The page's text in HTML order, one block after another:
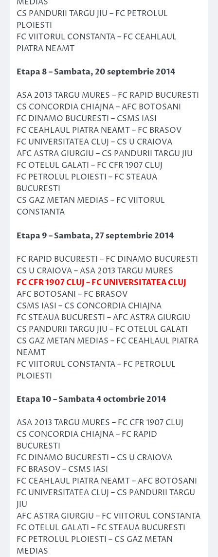
CS PANDURII TARGU JIU – FC PETROLUL
PLOIESTI
FC VIITORUL CONSTANTA – FC CEAHLAUL
PIATRA NEAMT
Etapa 8 – Sambata, 20 septembrie 2014
ASA 2013 TARGU MURES – FC RAPID BUCURESTI
CS CONCORDIA CHIAJNA – AFC BOTOSANI
FC DINAMO BUCURESTI – CSMS IASI
FC CEAHLAUL PIATRA NEAMT – FC BRASOV
FC UNIVERSITATEA CLUJ – CS U CRAIOVA
AFC ASTRA GIURGIU – CS PANDURII TARGU JIU
FC OTELUL GALATI – FC CFR 1907 CLUJ
FC PETROLUL PLOIESTI – FC STEAUA
BUCURESTI
CS GAZ METAN MEDIAS – FC VIITORUL
CONSTANTA
Etapa 9 – Sambata, 27 septembrie 2014
FC RAPID BUCURESTI – FC DINAMO BUCURESTI
CS U CRAIOVA – ASA 2013 TARGU MURES
FC CFR 1907 CLUJ – FC UNIVERSITATEA CLUJ
AFC BOTOSANI – FC BRASOV
CSMS IASI – CS CONCORDIA CHIAJNA
FC STEAUA BUCURESTI – AFC ASTRA GIURGIU
CS PANDURII TARGU JIU – FC OTELUL GALATI
CS GAZ METAN MEDIAS – FC CEAHLAUL PIATRA
NEAMT
FC VIITORUL CONSTANTA – FC PETROLUL
PLOIESTI
Etapa 10 – Sambata 4 octombrie 2014
ASA 2013 TARGU MURES – FC CFR 1907 CLUJ
CS CONCORDIA CHIAJNA – FC RAPID
BUCURESTI
FC DINAMO BUCURESTI – CS U CRAIOVA
FC BRASOV – CSMS IASI
FC CEAHLAUL PIATRA NEAMT – AFC BOTOSANI
FC UNIVERSITATEA CLUJ – CS PANDURII TARGU
JIU
AFC ASTRA GIURGIU – FC VIITORUL CONSTANTA
FC OTELUL GALATI – FC STEAUA BUCURESTI
FC PETROLUL PLOIESTI – CS GAZ METAN
MEDIAS